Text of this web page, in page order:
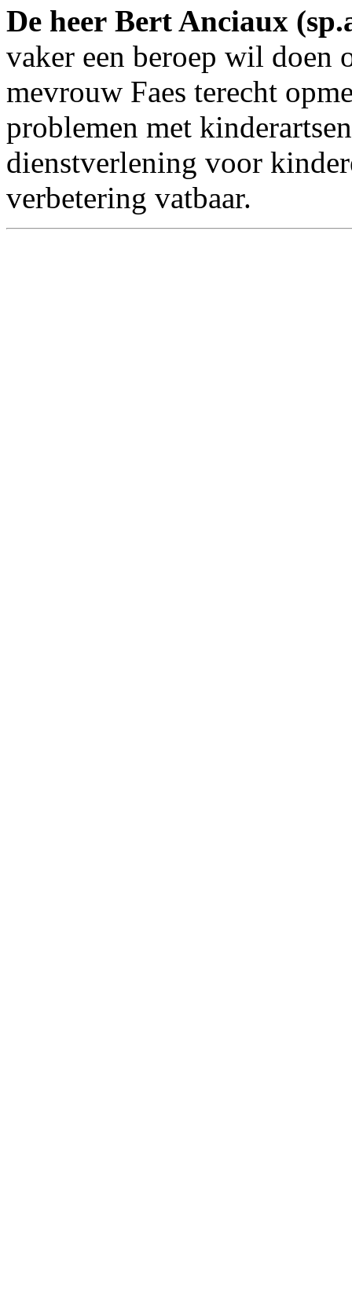
De heer Bert Anciaux
vaker een beroep wil doen
mevrouw Faes terecht
problemen met
dienstverlening voor
verbetering vatbaar.